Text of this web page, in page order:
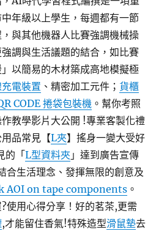
年級以上學生，每週都有一節
與其他機器人比賽強調機械操
調與生活議題的結合，如比賽
以簡易的木材築成高地模擬極
電裝置 、精密加工元件； 貨櫃
CODE 捲袋包裝機 。幫你考照
教學影片大公開 !專業客製化禮
品常見【L夾】搖身一變大受好
的「L型資料夾 」達到廣告宣傳
合生活理念、發揮無限的創意及
AOI on tape components 。
使用心得分享！好的茗茶,更需
,才能留住香氣!特殊造型滑鼠墊去